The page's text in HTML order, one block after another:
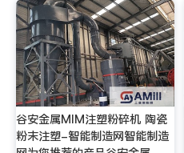
谷安金属MIM注塑粉碎机 陶瓷
粉末注塑-智能制造网智能制造